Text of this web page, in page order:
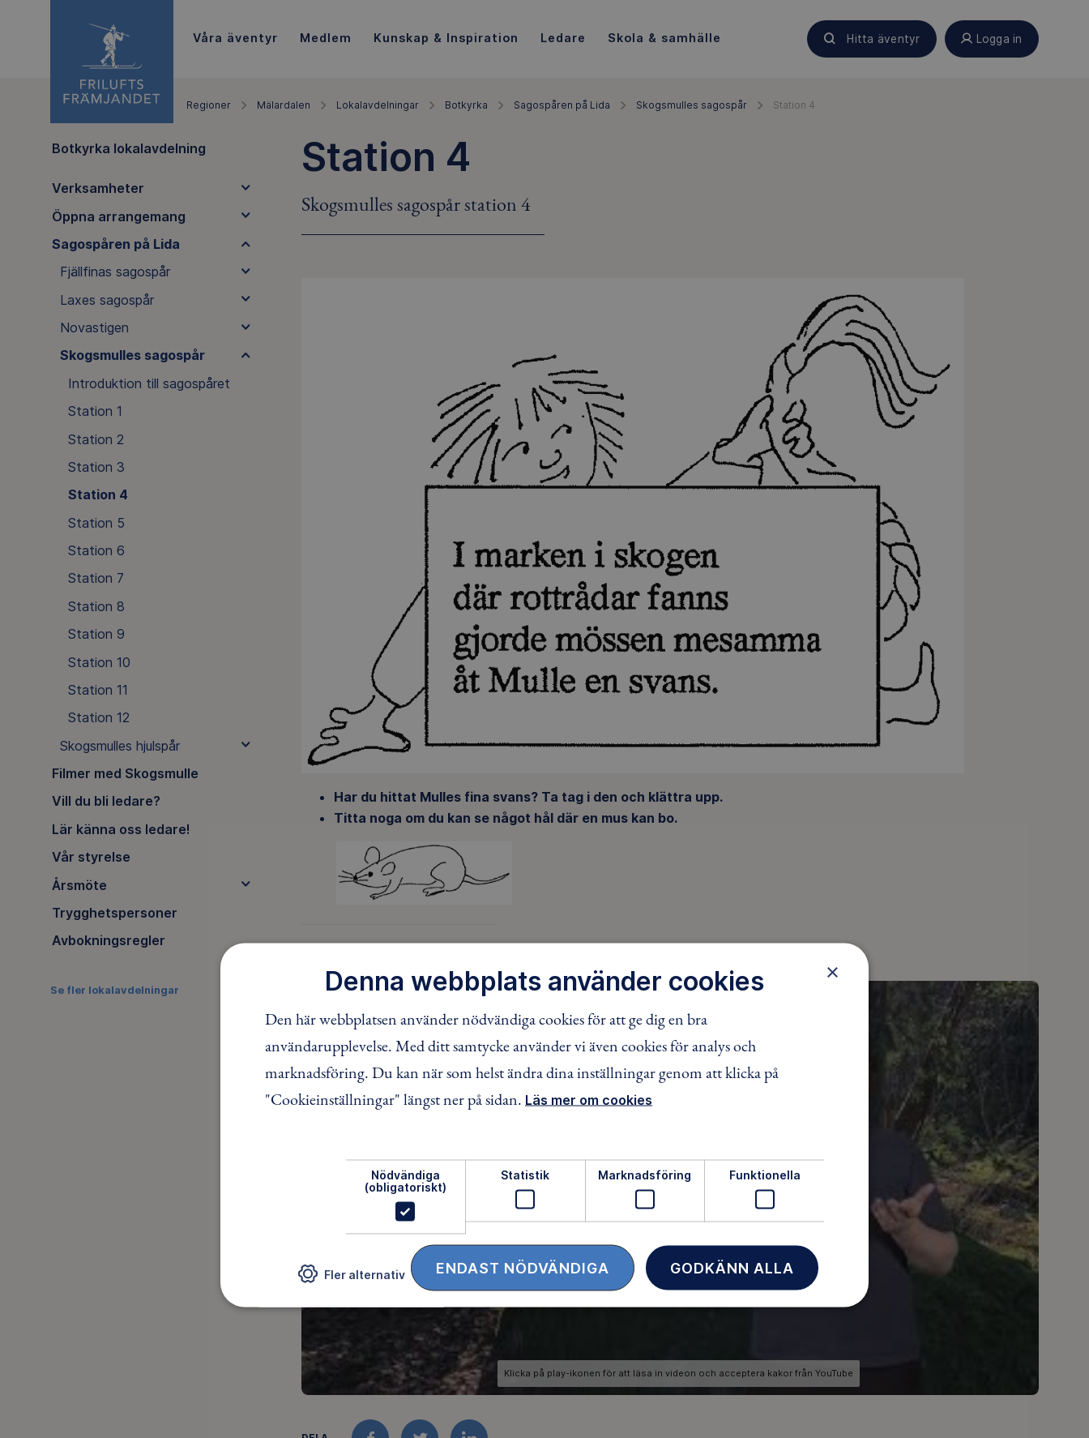
Våra äventyr Medlem Kunskap & Inspiration Ledare Skola & samhälle Hitta äventyr Logga in
Regioner Mälardalen Lokalavdelningar Botkyrka Sagospåren på Lida Skogsmulles sagospår Station 4
Botkyrka lokalavdelning
Verksamheter
Öppna arrangemang
Sagospåren på Lida
Fjällfinas sagospår
Laxes sagospår
Novastigen
Skogsmulles sagospår
Introduktion till sagospåret
Station 1
Station 2
Station 3
Station 4
Station 5
Station 6
Station 7
Station 8
Station 9
Station 10
Station 11
Station 12
Skogsmulles hjulspår
Filmer med Skogsmulle
Vill du bli ledare?
Lär känna oss ledare!
Vår styrelse
Årsmöte
Trygghetspersoner
Avbokningsregler
Se fler lokalavdelningar
Station 4
Skogsmulles sagospår station 4
Har du hittat Mulles fina svans? Ta tag i den och klättra upp.
Titta noga om du kan se något hål där en mus kan bo.
×
Denna webbplats använder cookies
Den här webbplatsen använder nödvändiga cookies för att ge dig en bra
användarupplevelse. Med ditt samtycke använder vi även cookies för analys och
marknadsföring. Du kan när som helst ändra dina inställningar genom att klicka på
"Cookieinställningar" längst ner på sidan. Läs mer om cookies
Nödvändiga
(obligatoriskt)
Statistik Marknadsföring Funktionella
GODKÄNN ALLA
ENDAST NÖDVÄNDIGA
Fler alternativ